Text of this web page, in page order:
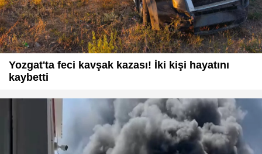
Yozgat'ta feci kavşak kazası! İki kişi hayatını
kaybetti